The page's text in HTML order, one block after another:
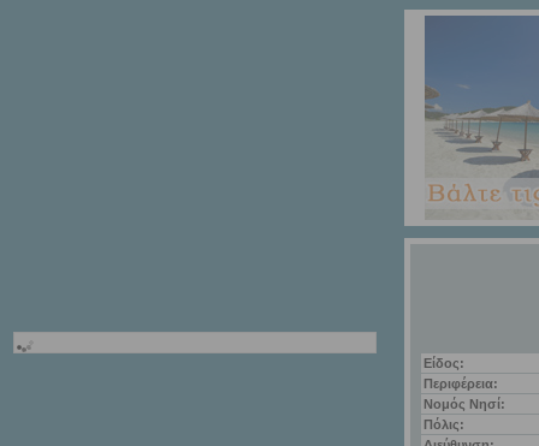
Είδος:
Περιφέρεια:
Νομός Νησί:
Πόλις: